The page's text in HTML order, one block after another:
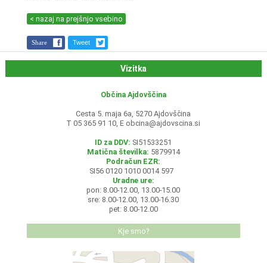
< nazaj na prejšnjo vsebino
Share Tweet
Vizitka
Občina Ajdovščina
Cesta 5. maja 6a, 5270 Ajdovščina
T 05 365 91 10, E obcina@ajdovscina.si
ID za DDV: SI51533251
Matična številka: 5879914
Podračun EZR:
SI56 0120 1010 0014 597
Uradne ure:
pon: 8.00-12.00, 13.00-15.00
sre: 8.00-12.00, 13.00-16.30
pet: 8.00-12.00
Kje smo?